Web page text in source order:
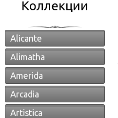
Коллекции
Alicante
Alimatha
Amerida
Arcadia
Artistica